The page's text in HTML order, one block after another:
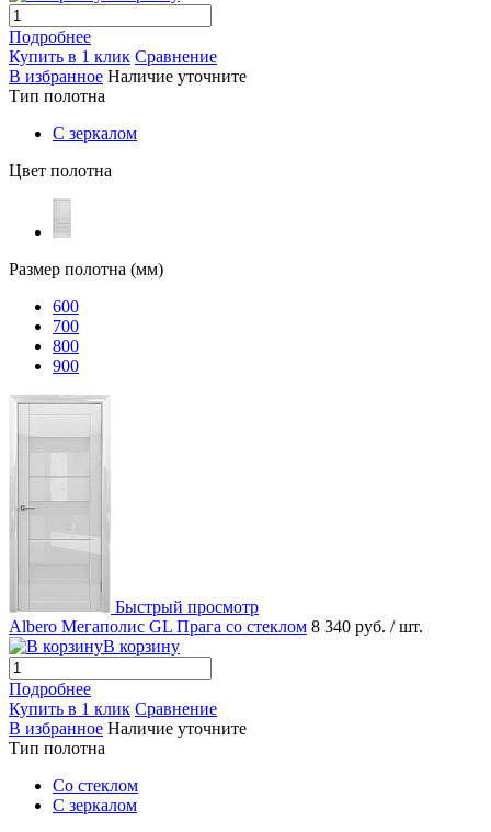
Подробнее
Купить в 1 клик Сравнение
В избранное Наличие уточните
Тип полотна
С зеркалом
Цвет полотна
Размер полотна (мм)
600
700
800
900
Быстрый просмотр
Albero Мегаполис GL Прага со стеклом 8 340 руб. / шт.
В корзину
Подробнее
Купить в 1 клик Сравнение
В избранное Наличие уточните
Тип полотна
Со стеклом
С зеркалом